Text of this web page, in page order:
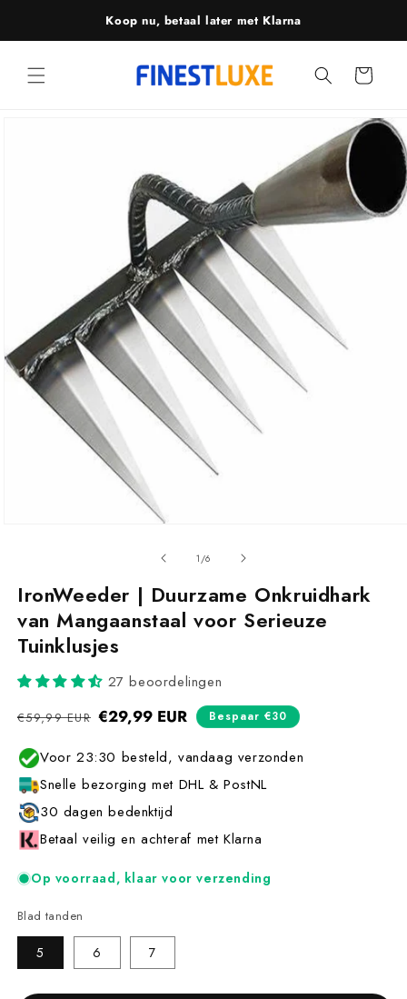
content
Koop nu, betaal later met Klarna
Winkelwagen
1 /van
6
IronWeeder | Duurzame Onkruidhark
van Mangaanstaal voor Serieuze
Tuinklusjes
27 beoordelingen
Normale
€59,99 EUR Aanbiedingsprijs
€29,99 EUR Bespaar €30
Voor 23:30 besteld, vandaag verzonden
Snelle bezorging met DHL & PostNL
30 dagen bedenktijd
Betaal veilig en achteraf met Klarna
Op voorraad, klaar voor verzending
Blad tanden
5 6 7